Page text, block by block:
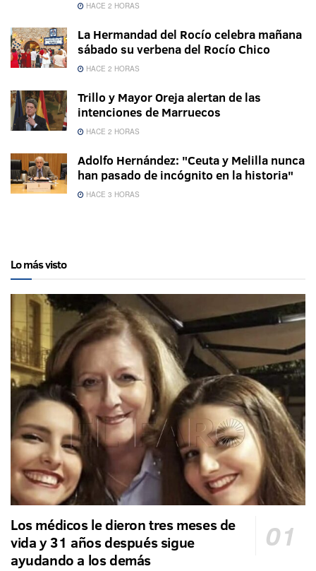
HACE 2 HORAS
La Hermandad del Rocío celebra mañana
sábado su verbena del Rocío Chico
HACE 2 HORAS
Trillo y Mayor Oreja alertan de las
intenciones de Marruecos
HACE 2 HORAS
Adolfo Hernández: "Ceuta y Melilla nunca
han pasado de incógnito en la historia"
HACE 3 HORAS
Lo más visto
Los médicos le dieron tres meses de
vida y 31 años después sigue
ayudando a los demás